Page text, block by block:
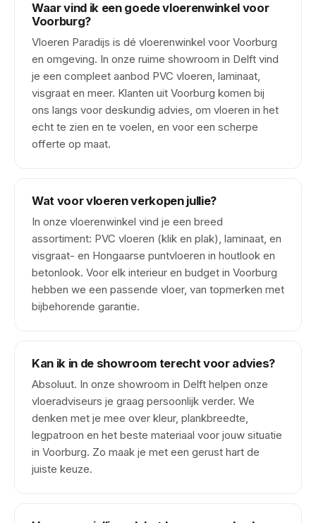
Waar vind ik een goede vloerenwinkel voor
Voorburg?
Vloeren Paradijs is dé vloerenwinkel voor Voorburg
en omgeving. In onze ruime showroom in Delft vind
je een compleet aanbod PVC vloeren, laminaat,
visgraat en meer. Klanten uit Voorburg komen bij
ons langs voor deskundig advies, om vloeren in het
echt te zien en te voelen, en voor een scherpe
offerte op maat.
Wat voor vloeren verkopen jullie?
In onze vloerenwinkel vind je een breed
assortiment: PVC vloeren (klik en plak), laminaat, en
visgraat- en Hongaarse puntvloeren in houtlook en
betonlook. Voor elk interieur en budget in Voorburg
hebben we een passende vloer, van topmerken met
bijbehorende garantie.
Kan ik in de showroom terecht voor advies?
Absoluut. In onze showroom in Delft helpen onze
vloeradviseurs je graag persoonlijk verder. We
denken met je mee over kleur, plankbreedte,
legpatroon en het beste materiaal voor jouw situatie
in Voorburg. Zo maak je met een gerust hart de
juiste keuze.